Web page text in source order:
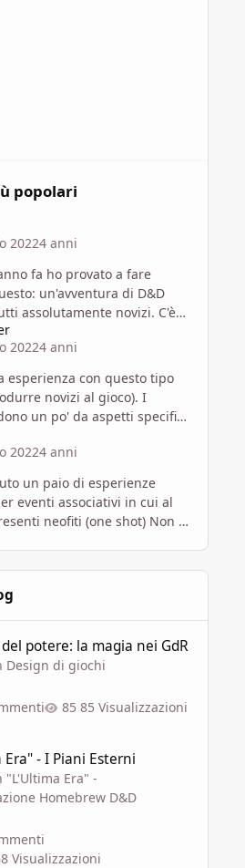
popolari
20224 anni
fa ho provato a fare
un'avventura di D&D
assolutamente novizi. C'è
di più sessioni
20224 anni
esperienza con questo tipo
novizi al gioco). I
un po' da aspetti specifici
che ti aspetti per
dell
20224 anni
un paio di esperienze
eventi associativi in cui al
neofiti (one shot) Non ti
potere: la magia nei GdR
Design di giochi
85 Visualizzazioni
Era" - I Piani Esterni
"L'Ultima Era" -
Homebrew D&D
Visualizzazioni